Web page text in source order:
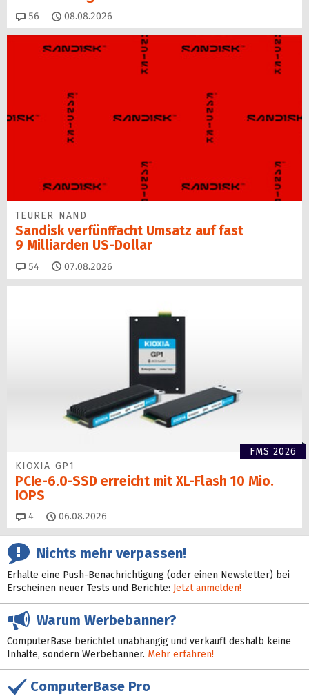
56 Kommentare
08.08.2026
TEURER NAND
Sandisk verfünffacht Umsatz auf fast
9 Milliarden US-Dollar
54 Kommentare
07.08.2026
FMS 2026
KIOXIA GP1
PCIe-6.0-SSD erreicht mit XL-Flash 10 Mio.
IOPS
4 Kommentare
06.08.2026
Nichts mehr verpassen!
Erhalte eine Push-Benachrichtigung (oder einen Newsletter) bei
Erscheinen neuer Tests und Berichte: Jetzt anmelden!
Warum Werbebanner?
ComputerBase berichtet unabhängig und verkauft deshalb keine
Inhalte, sondern Werbebanner. Mehr erfahren!
ComputerBase Pro